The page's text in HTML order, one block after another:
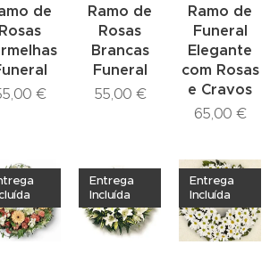
de
Rosas
€
Ramo de
Rosas
Brancas
Funeral
55,00 €
Ramo de
Funeral
Elegante
com Rosas
e Cravos
65,00 €
Entrega
Incluída
Entrega
Incluída